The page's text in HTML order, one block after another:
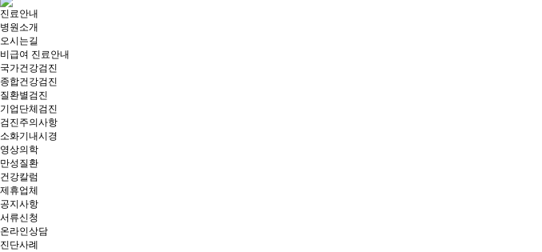
진료안내
병원소개
오시는길
비급여 진료안내
국가건강검진
종합건강검진
질환별검진
기업단체검진
검진주의사항
소화기내시경
영상의학
만성질환
건강칼럼
제휴업체
공지사항
서류신청
온라인상담
진단사례